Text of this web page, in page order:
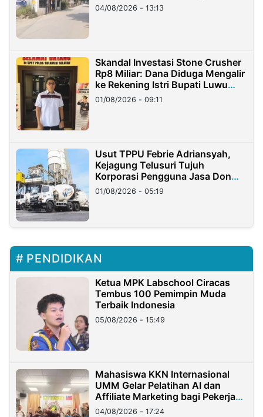
04/08/2026 - 13:13
Skandal Investasi Stone Crusher
Rp8 Miliar: Dana Diduga Mengalir
ke Rekening Istri Bupati Luwu
Timur
01/08/2026 - 09:11
Usut TPPU Febrie Adriansyah,
Kejagung Telusuri Tujuh
Korporasi Pengguna Jasa Don
Ritto
01/08/2026 - 05:19
PENDIDIKAN
Ketua MPK Labschool Ciracas
Tembus 100 Pemimpin Muda
Terbaik Indonesia
05/08/2026 - 15:49
Mahasiswa KKN Internasional
UMM Gelar Pelatihan AI dan
Affiliate Marketing bagi Pekerja
Migran Indonesia di Taiwan
04/08/2026 - 17:24